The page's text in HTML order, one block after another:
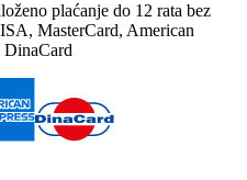
plaćanje do 12 rata bez
MasterCard, American